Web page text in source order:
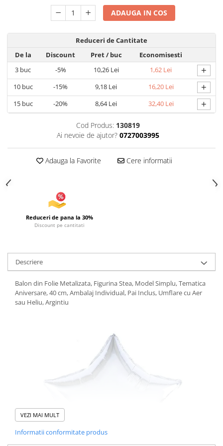
Articole pentru Iluminat
Articole si, Echipamente pentru
Transport şi Ridicat
Pelerine, Umbrele si Accesorii
Videoproiectoare
ADAUGA IN COS
Reduceri de Cantitate
De la
Discount Pret/ buc
Economisesti
3 buc -5% 10,26 Lei 1,62 Lei +
10buc -15% 9,18 Lei 16,20 Lei +
15buc -20% 8,64 Lei 32,40 Lei +
Cod Produs: 130819
Ai nevoie de ajutor? 0727003995
Adauga la Favorite Cere informatii
Reduceri de pana la 30%
Discount pe cantitati
Descriere
Balon din Folie Metalizata, Figurina Stea, Model Simplu, Tematica
Aniversare, 40 cm, Ambalaj Individual, Pai Inclus, Umflare cu Aer
sau Heliu, Argintiu
VEZI MAI MULT
Informatii conformitate produs